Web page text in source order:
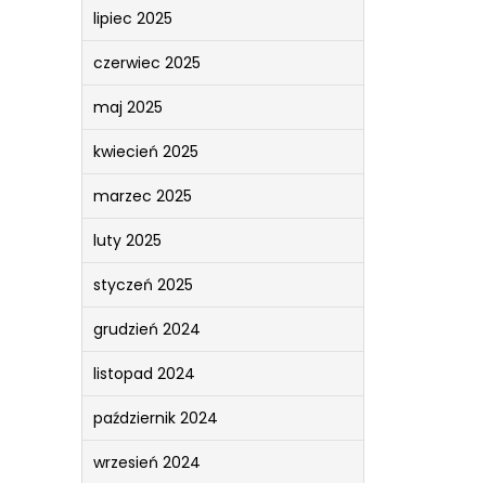
lipiec 2025
czerwiec 2025
maj 2025
kwiecień 2025
marzec 2025
luty 2025
styczeń 2025
grudzień 2024
listopad 2024
październik 2024
wrzesień 2024